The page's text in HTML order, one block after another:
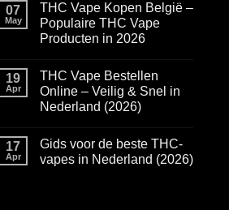
on
Beste
THC
Vape
Populaire
THC
Vape
Producten
in
07
May
THC Vape Kopen België –
Populaire THC Vape
Producten in 2026
on
THC
Vape
Kopen
Populaire
THC
Vape
19
Apr
THC Vape Bestellen
Online – Veilig & Snel in
Nederland (2026)
on
Vape
17
Apr
Gids voor de beste THC-
vapes in Nederland (2026)